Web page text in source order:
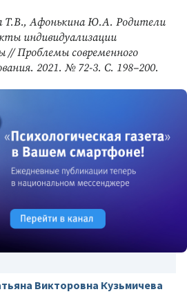
Т.В., Афонькина Ю.А. Родители
индивидуализации
// Проблемы современного
2021. № 72-3. С. 198–200.
Викторовна Кузьмичева